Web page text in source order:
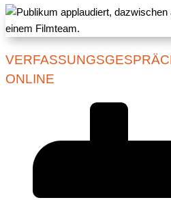
ONLINE